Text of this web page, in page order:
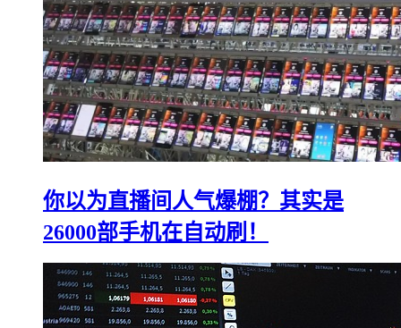
你以为直播间人气爆棚？其实是
26000部手机在自动刷！